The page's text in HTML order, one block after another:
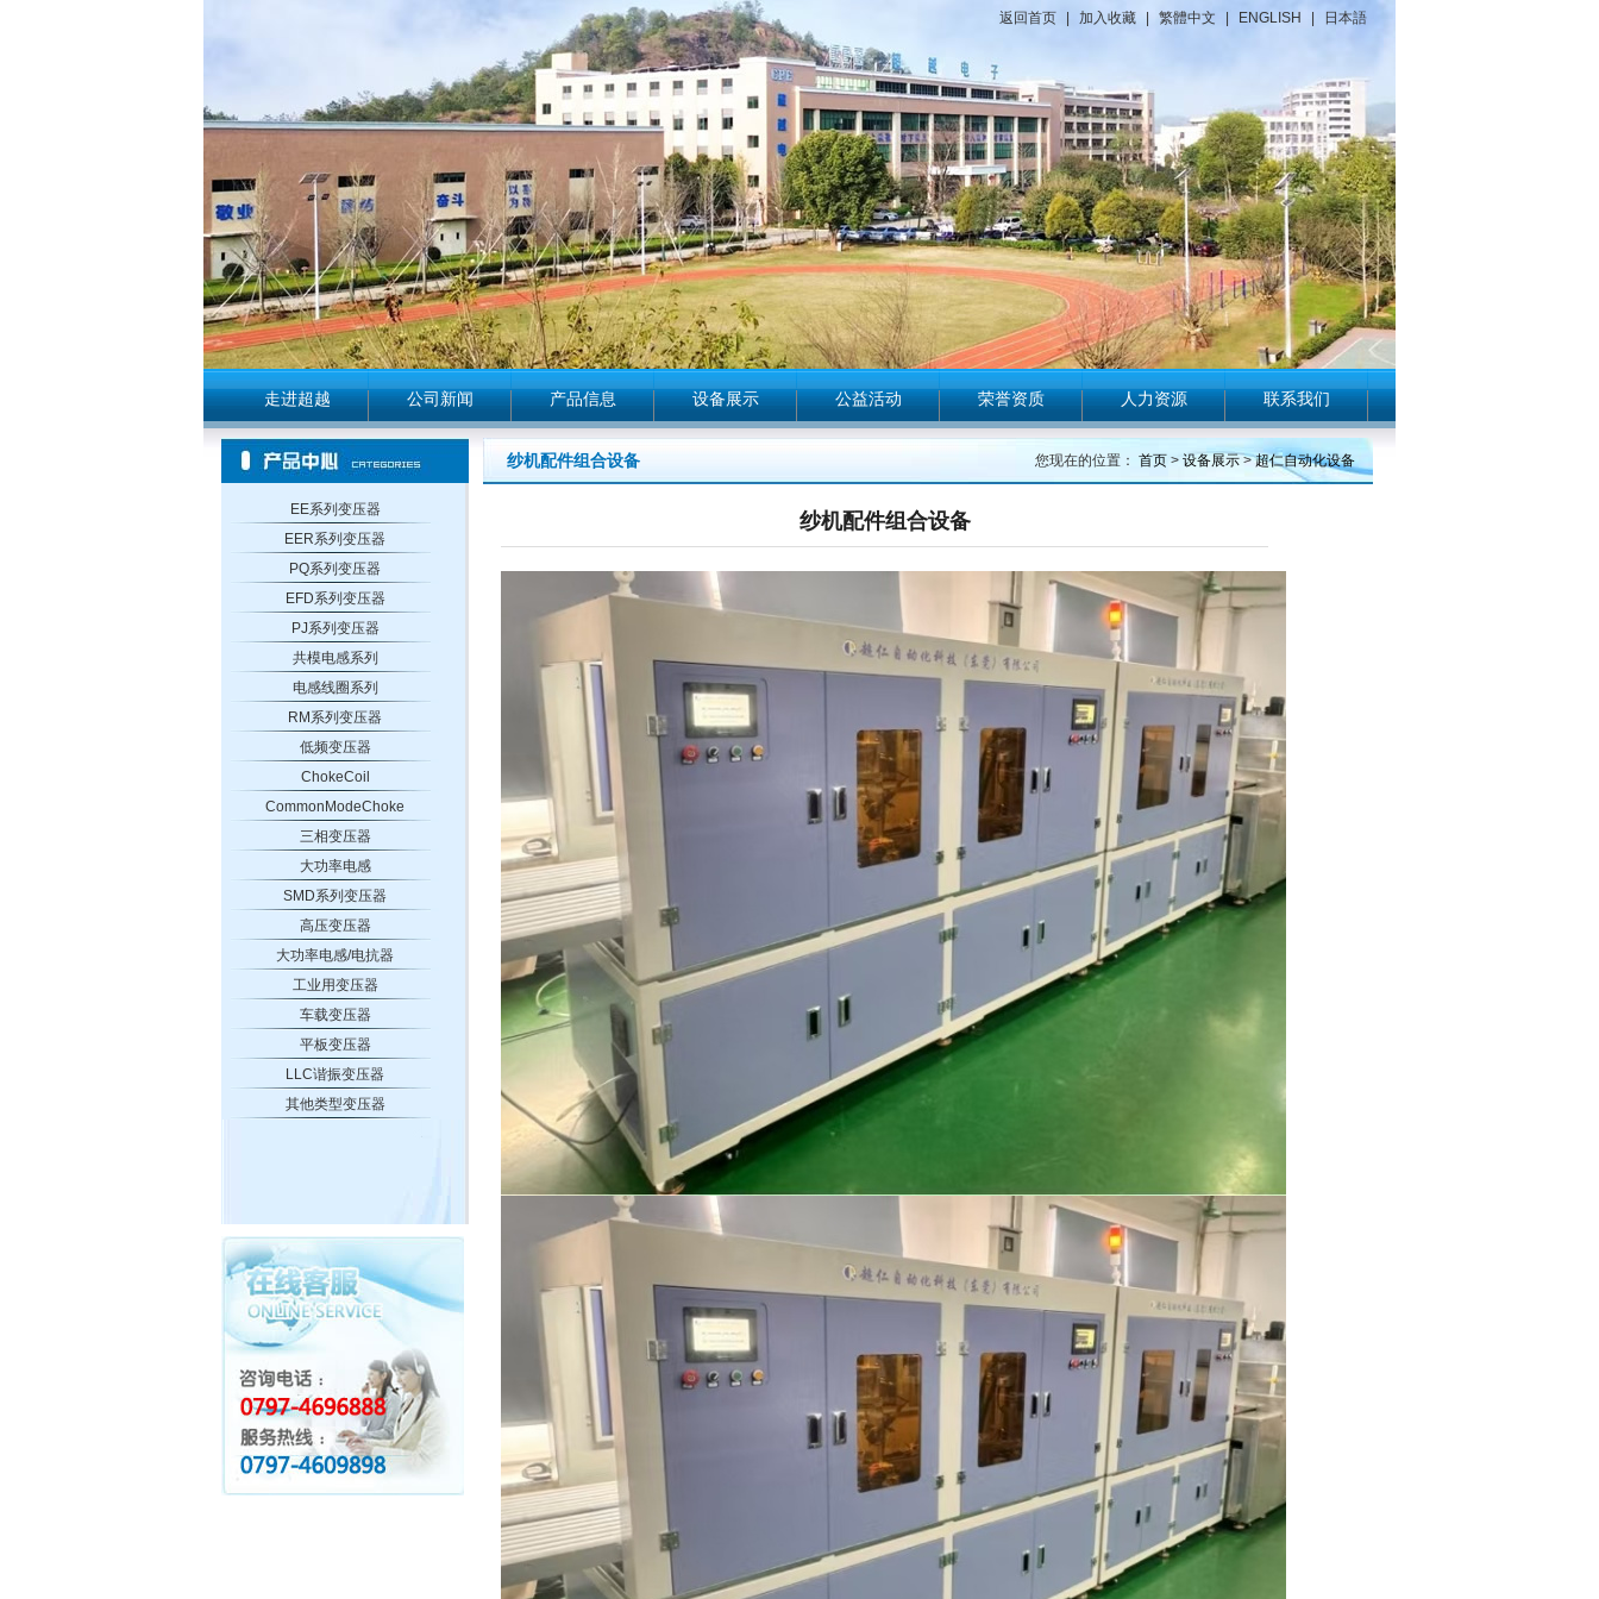
返回首页 加入收藏 繁體中文 ENGLISH 日本語
走进超越 公司新闻 产品信息 设备展示 公益活动 荣誉资质 人力资源 联系我们
EE系列变压器
EER系列变压器
PQ系列变压器
EFD系列变压器
PJ系列变压器
共模电感系列
电感线圈系列
RM系列变压器
低频变压器
ChokeCoil
CommonModeChoke
三相变压器
大功率电感
SMD系列变压器
高压变压器
大功率电感/电抗器
工业用变压器
车载变压器
平板变压器
LLC谐振变压器
其他类型变压器
您现在的位置： 首页 > 设备展示>超仁自动化设备
纱机配件组合设备
纱机配件组合设备